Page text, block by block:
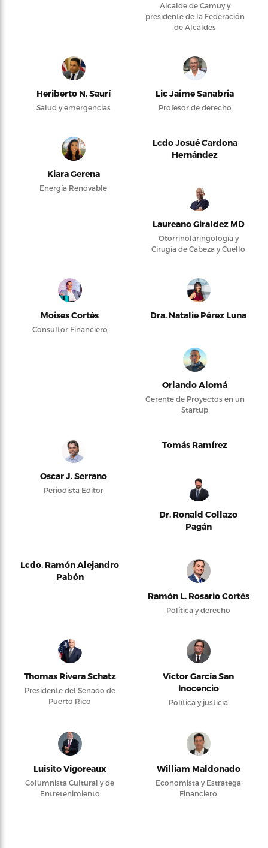
Alcalde de Camuy y
presidente de la Federación
de Alcaldes
Heriberto N. Saurí
Salud y emergencias
Lic Jaime Sanabria
Profesor de derecho
Kiara Gerena
Energía Renovable
Lcdo Josué Cardona
Hernández
Laureano Giraldez MD
Otorrinolaringología y
Cirugía de Cabeza y Cuello
Moises Cortés
Consultor Financiero
Dra. Natalie Pérez Luna
Orlando Alomá
Gerente de Proyectos en un
Startup
Oscar J. Serrano
Periodista Editor
Tomás Ramírez
Dr. Ronald Collazo
Pagán
Lcdo. Ramón Alejandro
Pabón
Ramón L. Rosario Cortés
Política y derecho
Thomas Rivera Schatz
Presidente del Senado de
Puerto Rico
Víctor García San
Inocencio
Política y justicia
Luisito Vigoreaux
Columnista Cultural y de
Entretenimiento
William Maldonado
Economista y Estratega
Financiero